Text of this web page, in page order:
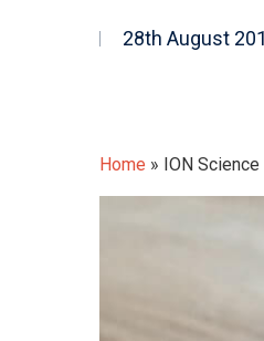
28th August
Home » ION